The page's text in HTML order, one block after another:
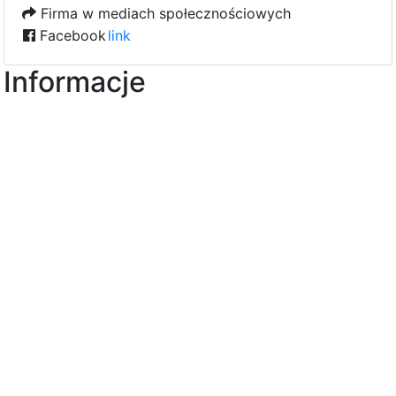
Firma w mediach społecznościowych
Facebook link
Informacje